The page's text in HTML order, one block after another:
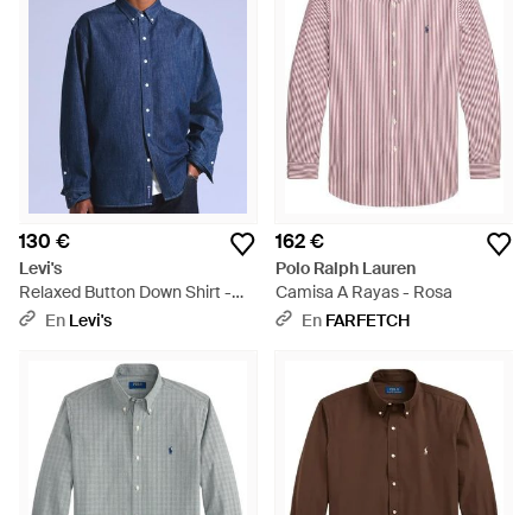
130 €
Levi's
Relaxed Button Down Shirt -
AzulEn Levi's
162 €
Polo Ralph Lauren
Camisa A Rayas - Rosa
En FARFETCH